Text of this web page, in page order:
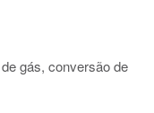
gás, conversão de